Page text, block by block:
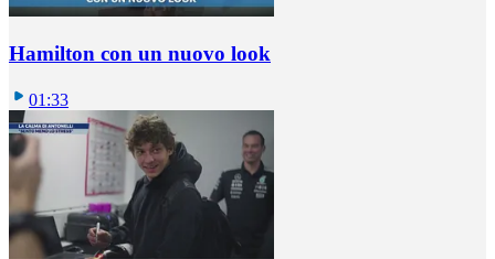
Hamilton con un nuovo look
01:33